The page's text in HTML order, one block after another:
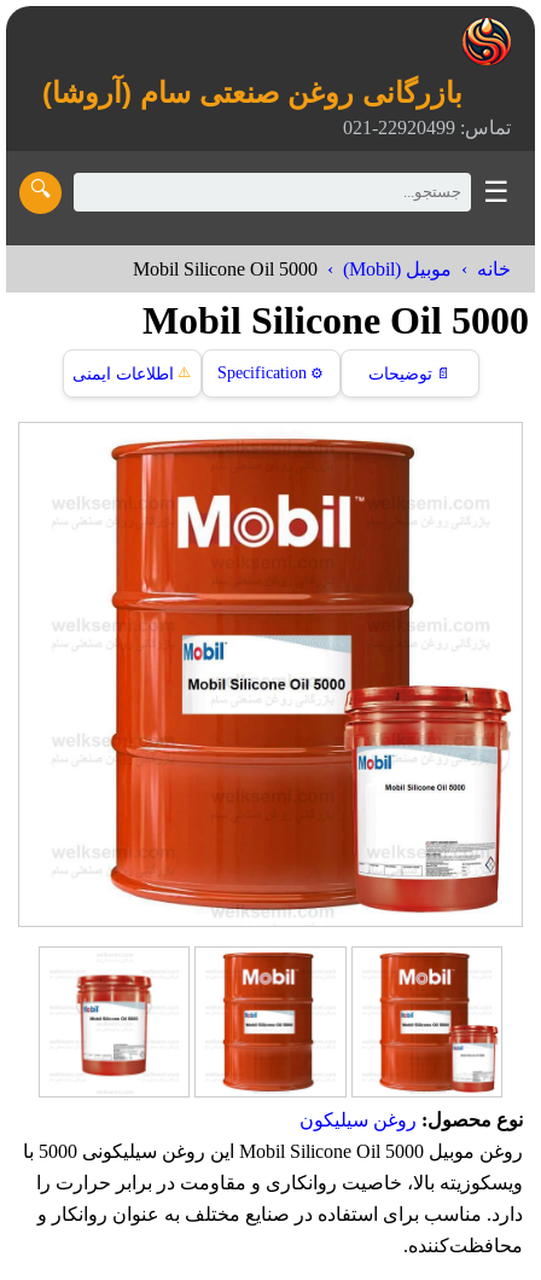
بازرگانی روغن صنعتی سام (آروشا)
تماس: 22920499-021
☰
🔍
خانه موبیل (Mobil) Mobil Silicone Oil 5000
Mobil Silicone Oil 5000
📄 توضیحات ⚙️
Specification
⚠️ اطلاعات ایمنی
نوع محصول: روغن سیلیکون
روغن موبیل Mobil Silicone Oil 5000 این روغن سیلیکونی 5000 با
ویسکوزیته بالا، خاصیت روانکاری و مقاومت در برابر حرارت را
دارد. مناسب برای استفاده در صنایع مختلف به عنوان روانکار و
محافظت‌کننده.